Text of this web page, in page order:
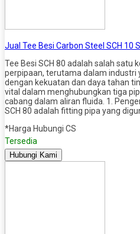
Jual Tee Besi Carbon Steel SCH 10
Tee Besi SCH 80 adalah salah
perpipaan, terutama dalam industri
dengan kekuatan dan daya tahan
vital dalam menghubungkan tiga
cabang dalam aliran fluida. 1.
SCH 80 adalah fitting pipa yang
*Harga Hubungi CS
Tersedia
Hubungi Kami